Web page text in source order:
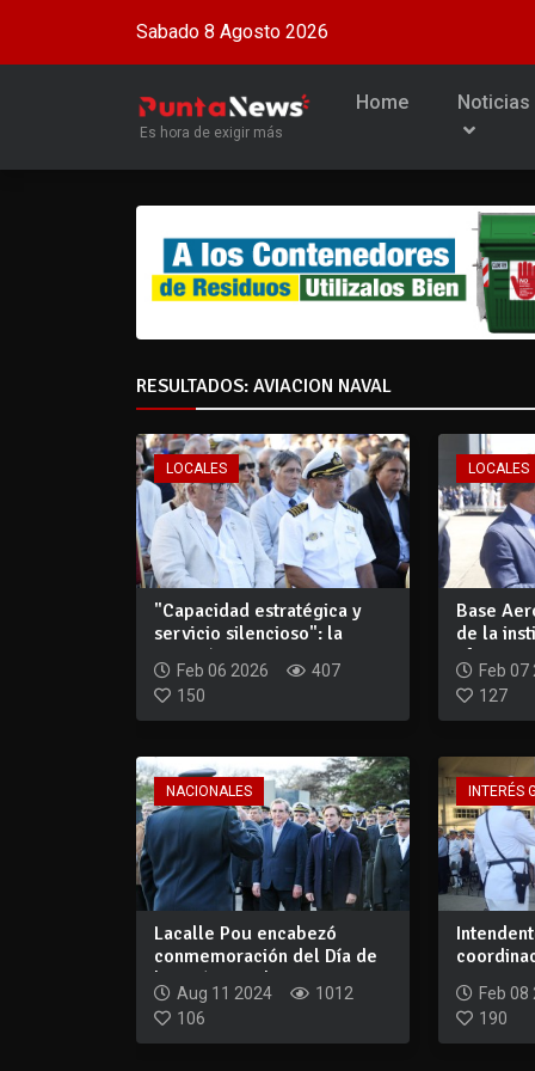
Sabado 8 Agosto 2026
Es hora de exigir más
Home Noticias
RESULTADOS: AVIACION NAVAL
LOCALES
"Capacidad estratégica y
servicio silencioso": la
Aviación N...
Feb 06 2026
407
150
LOCALES
Base
de la
afirm...
Feb 07
127
NACIONALES
Lacalle Pou encabezó
conmemoración del Día de
los Mártires d...
Aug 11 2024
1012
106
INTERÉS
con
Feb 08
190